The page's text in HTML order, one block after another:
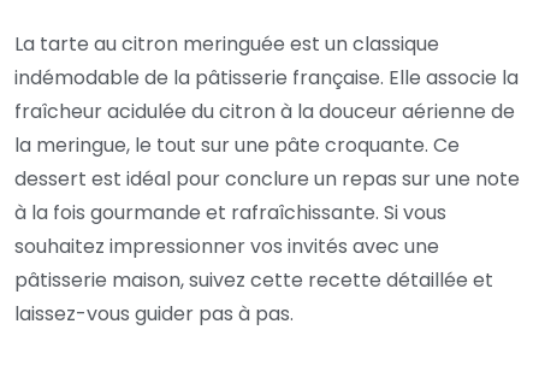
La tarte au citron meringuée est un classique
indémodable de la pâtisserie française. Elle associe la
fraîcheur acidulée du citron à la douceur aérienne de
la meringue, le tout sur une pâte croquante. Ce
dessert est idéal pour conclure un repas sur une note
à la fois gourmande et rafraîchissante. Si vous
souhaitez impressionner vos invités avec une
pâtisserie maison, suivez cette recette détaillée et
laissez-vous guider pas à pas.